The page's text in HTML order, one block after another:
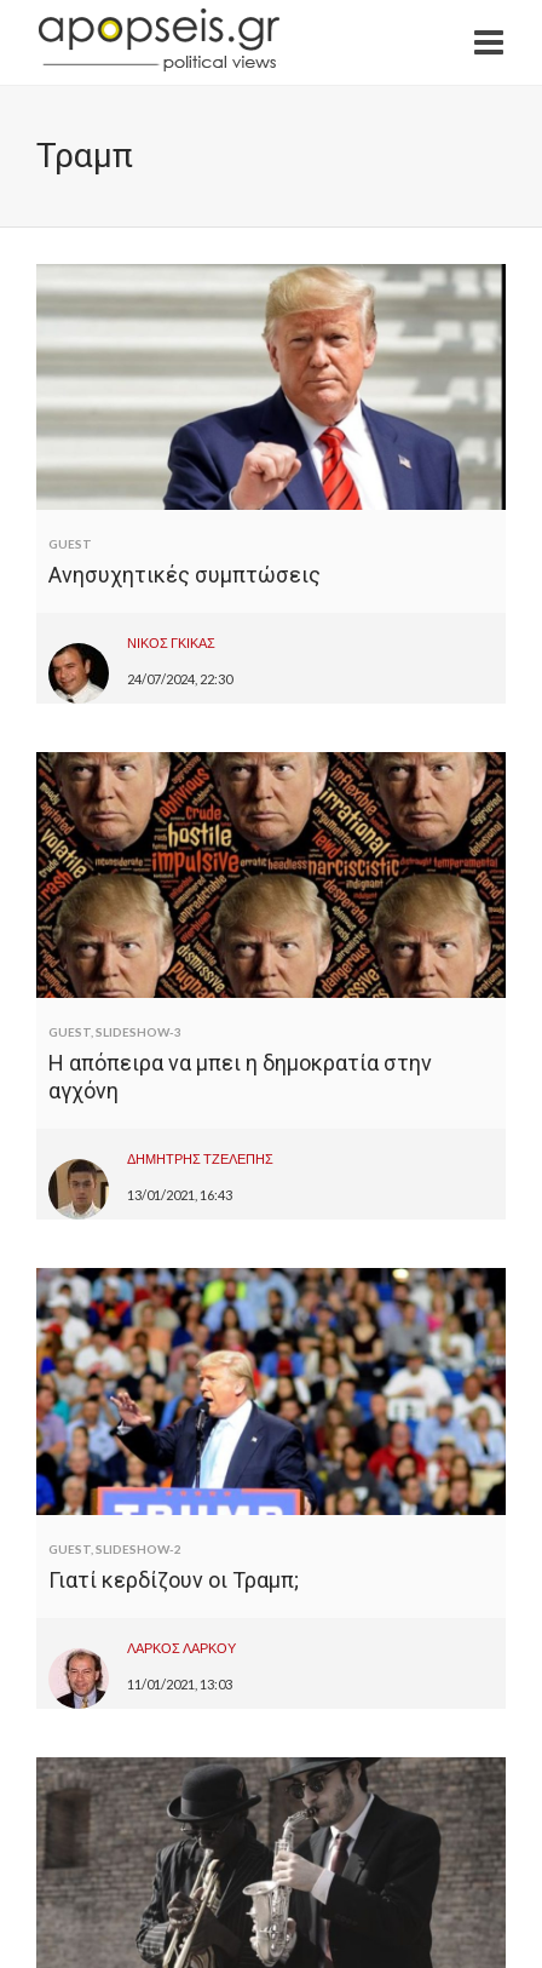
Τραμπ
GUEST
Ανησυχητικές συμπτώσεις
ΝΙΚΟΣ ΓΚΙΚΑΣ
24/07/2024, 22:30
GUEST,SLIDESHOW-3
Η απόπειρα να μπει η δημοκρατία στην
αγχόνη
ΔΗΜΗΤΡΗΣ ΤΖΕΛΕΠΗΣ
13/01/2021, 16:43
GUEST SLIDESHOW-2
Γιατί κερδίζουν οι Τραμπ;
ΛΑΡΚΟΣ ΛΑΡΚΟΥ
11/01/2021, 13:03